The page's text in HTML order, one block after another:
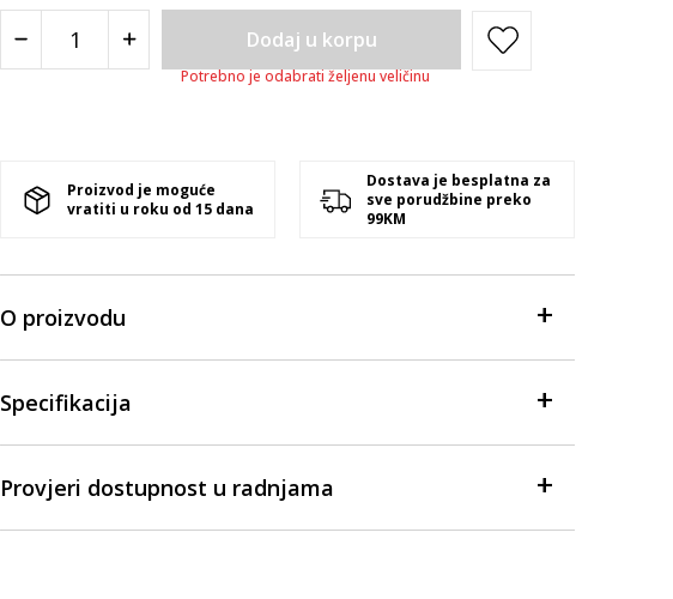
Dodaj u korpu
Potrebno je odabrati željenu veličinu
Proizvod je moguće
vratiti u roku od 15 dana
Dostava je besplatna za
sve porudžbine preko
99KM
O proizvodu
Specifikacija
Provjeri dostupnost u radnjama